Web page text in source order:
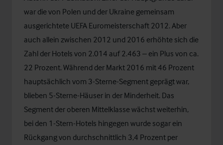
war die von Polen und der Ukraine gemeinsam
ausgerichtete UEFA Euromeisterschaft 2012. Aber
auch allein zwischen 2012 und 2016 erhöhte sich die
Zahl der Hotels von 2.014 auf 2.463 – ein Plus von ca.
22 Prozent. Während der Markt 2016 mit 46 Prozent
hauptsächlich vom 3-Sterne-Segment geprägt war,
blieben 5-Sterne-Häuser in der Minderheit. Das
Segment der oberen Mittelklasse wächst weiterhin,
bei den 1-Stern-Hotels hingegen wurde sogar ein
Rückgang von durchschnittlich 3,4 Prozent per